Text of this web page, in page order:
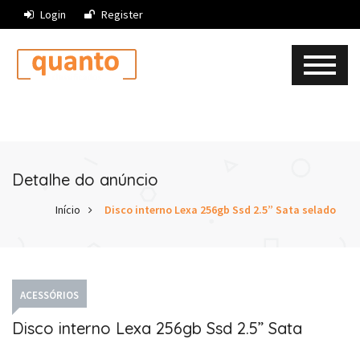
Login Register
Detalhe do anúncio
Início Disco interno Lexa 256gb Ssd 2.5” Sata selado
ACESSÓRIOS
Disco interno Lexa 256gb Ssd 2.5” Sata